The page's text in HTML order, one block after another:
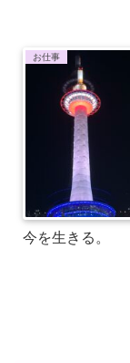
お仕事
今を生きる。